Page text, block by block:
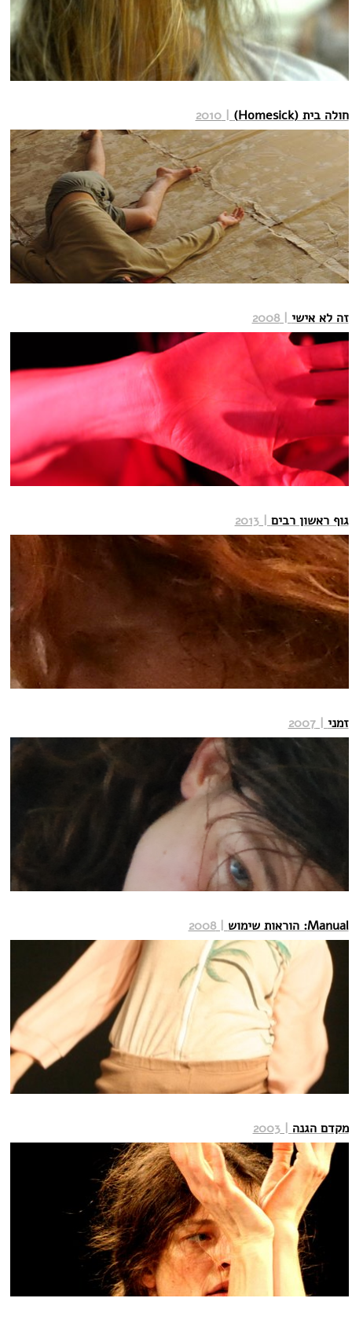
חולה בית (Homesick) | 2010
זה לא אישי | 2008
גוף ראשון רבים | 2013
זמני | 2007
Manual: הוראות שימוש | 2008
מקדם הגנה | 2003